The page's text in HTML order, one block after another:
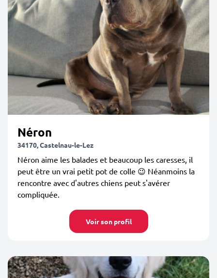
Néron
34170, Castelnau-le-Lez
Néron aime les balades et beaucoup les caresses, il
peut être un vrai petit pot de colle 😉 Néanmoins la
rencontre avec d'autres chiens peut s'avérer
compliquée.
Voir son profil